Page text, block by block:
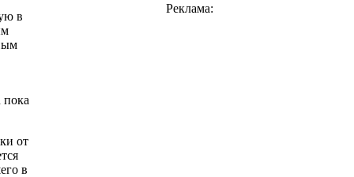
в
пока
от
в
Реклама: